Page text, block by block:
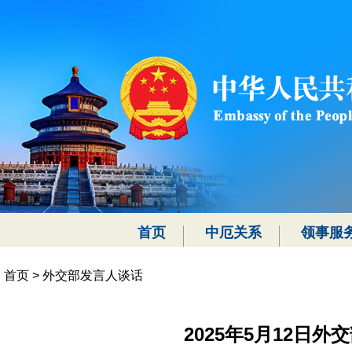
首页 中厄关系 领事服
首页 > 外交部发言人谈话
2025年5月12日外